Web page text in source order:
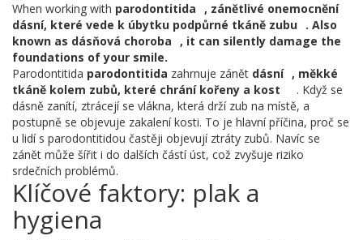
When working with parodontitida , zánětlivé onemocnění
dásní, které vede k úbytku podpůrné tkáně zubu . Also
known as dásňová choroba
, it can silently damage the
foundations of your smile.
Parodontitida parodontitida zahrnuje zánět dásní , měkké
tkáně kolem zubů, které chrání kořeny a kost
. Když se
dásně zanítí, ztrácejí se vlákna, která drží zub na místě, a
postupně se objevuje zakalení kosti. To je hlavní příčina, proč se
u lidí s parodontitidou častěji objevují ztráty zubů. Navíc se
zánět může šířit i do dalších částí úst, což zvyšuje riziko
srdečních problémů.
Klíčové faktory: plak a
hygiena